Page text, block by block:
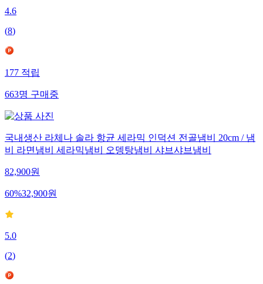
4.6
(8)
177적립
663명구매중
국내생산 라체나 솔라 항균 세라믹 인덕션 전골냄비 20cm / 냄
비 라면냄비 세라믹냄비 오뎅탕냄비 샤브샤브냄비
82,900원
60%32,900원
5.0
(2)